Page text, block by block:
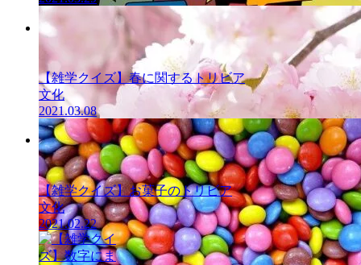
雑学クイズ
雑学クイズ
【雑学クイズ】春に関するトリビア
文化
2021.03.08
【雑学クイズ】お菓子のトリビア
文化
2021.02.22